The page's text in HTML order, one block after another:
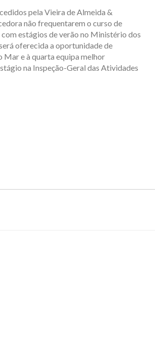
pela Vieira de Almeida &
não frequentarem o curso de
estágios de verão no Ministério dos
oferecida a oportunidade de
Mar e à quarta equipa melhor
na Inspeção-Geral das Atividades